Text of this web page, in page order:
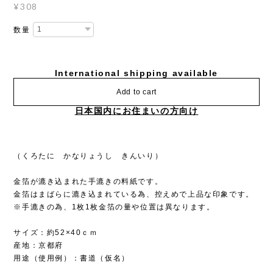
¥308
数量
International shipping available
Add to cart
日本国内にお住まいの方向け
（くろたに かなりょうし きんいり）
金箔が漉き込まれた手漉きの料紙です。
金箔はまばらに漉き込まれている為、控えめで上品な印象です。
※手漉きの為、1枚1枚金箔の量や位置は異なります。
サイズ：約52×40ｃｍ
産地：京都府
用途（使用例）：書道（仮名）